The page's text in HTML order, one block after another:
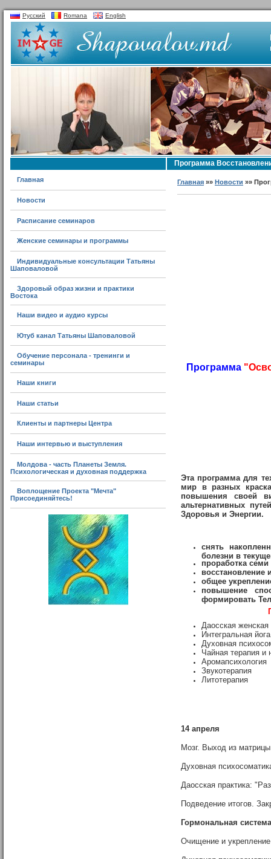
Русский Romana English
Главная
Новости
Расписание семинаров
Женские семинары и программы
Индивидуальные консультации Татьяны
Шаповаловой
Здоровый образ жизни и практики
Востока
Наши видео и аудио курсы
Ютуб канал Татьяны Шаповаловой
Обучение персонала - тренинги и
семинары
Наши книги
Наши статьи
Клиенты и партнеры Центра
Наши интервью и выступления
Молдова - часть Планеты Земля.
Психологическая и духовная поддержка
Воплощение Проекта "Мечта"
Присоединяйтесь!
Программа
Главная »»Новости »»
Программа "
Эта программа для
мир в разных
повышения своей
альтернативных
Здоровья и Энергии.
снять
болезни в
проработка семи
восстановление
общее
повышение
формировать
Даосская женская
Интегральная
Духовная
Чайная терапия и
Аромапсихология
Звукотерапия
Литотерапия
14 апреля
Мозг. Выход из
Духовная
Даосская практика:
Подведение итогов.
Гормональная система
Очищение и